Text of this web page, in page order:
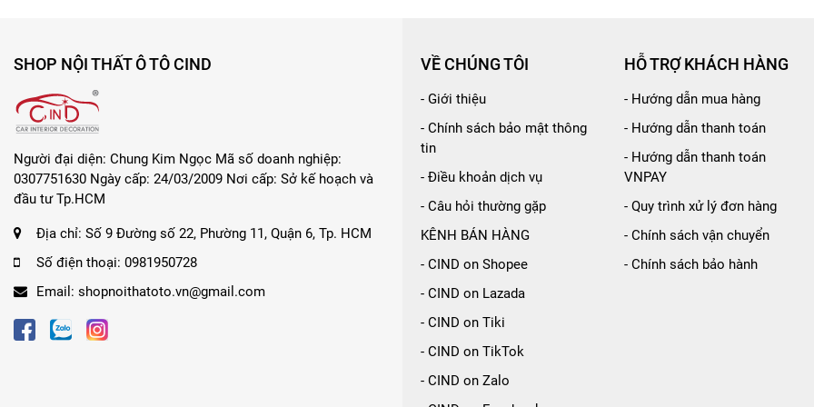
Đầu chia 2 lỗ và 2 cổng USB vừa giúp sạc pin cho điện thoại ngay trên xe, vừa sử dụng tốt các thiết bị điện
Độ điện áp ổn định và an toàn khi kết hợp cả cầu chì bên trong sản phẩm đầu chia. Bảo vệ sản phẩm trong
sử dụng gấp 2 lần.
Đầu cắm USB 4.8A, đầu cắm lỗ thuốc 7A.
Hướng dẫn sử dụng và bảo quản Bộ chia tẩu ô tô 2 ổ và 2 cổng USB không dây AIR-Q PZ-710
- Hướng dẫn sử dụng: Cắm trực tiếp đầu chia vào lỗ mồi thuốc trên xe ô tô
- Hướng dẫn bảo quản: Nơi khô ráo thoáng mát.
SHOP NỘI THẤT Ô TÔ CIND
Người đại diện: Chung Kim Ngọc Mã số doanh nghiệp:
0307751630 Ngày cấp: 24/03/2009 Nơi cấp: Sở kế hoạch và
đầu tư Tp.HCM
Địa chỉ: Số 9 Đường số 22, Phường 11, Quận 6, Tp. HCM
Số điện thoại: 0981950728
Email: shopnoithatoto.vn@gmail.com
VỀ CHÚNG TÔI
- Giới thiệu
- Chính sách bảo mật thông
tin
- Điều khoản dịch vụ
- Câu hỏi thường gặp
KÊNH BÁN HÀNG
- CIND on Shopee
- CIND on Lazada
- CIND on Tiki
- CIND on TikTok
- CIND on Zalo
HỖ TRỢ KHÁCH HÀNG
- Hướng dẫn mua hàng
- Hướng dẫn thanh toán
- Hướng dẫn thanh toán
VNPAY
- Quy trình xử lý đơn hàng
- Chính sách vận chuyển
- Chính sách bảo hành